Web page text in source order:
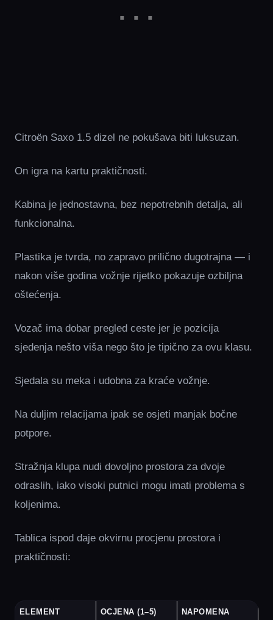
Citroën Saxo 1.5 dizel ne pokušava biti luksuzan.
On igra na kartu praktičnosti.
Kabina je jednostavna, bez nepotrebnih detalja, ali
funkcionalna.
Plastika je tvrda, no zapravo prilično dugotrajna — i
nakon više godina vožnje rijetko pokazuje ozbiljna
oštećenja.
Vozač ima dobar pregled ceste jer je pozicija
sjedenja nešto viša nego što je tipično za ovu klasu.
Sjedala su meka i udobna za kraće vožnje.
Na duljim relacijama ipak se osjeti manjak bočne
potpore.
Stražnja klupa nudi dovoljno prostora za dvoje
odraslih, iako visoki putnici mogu imati problema s
koljenima.
Tablica ispod daje okvirnu procjenu prostora i
praktičnosti:
ELEMENT OCJENA (1–5) NAPOMENA